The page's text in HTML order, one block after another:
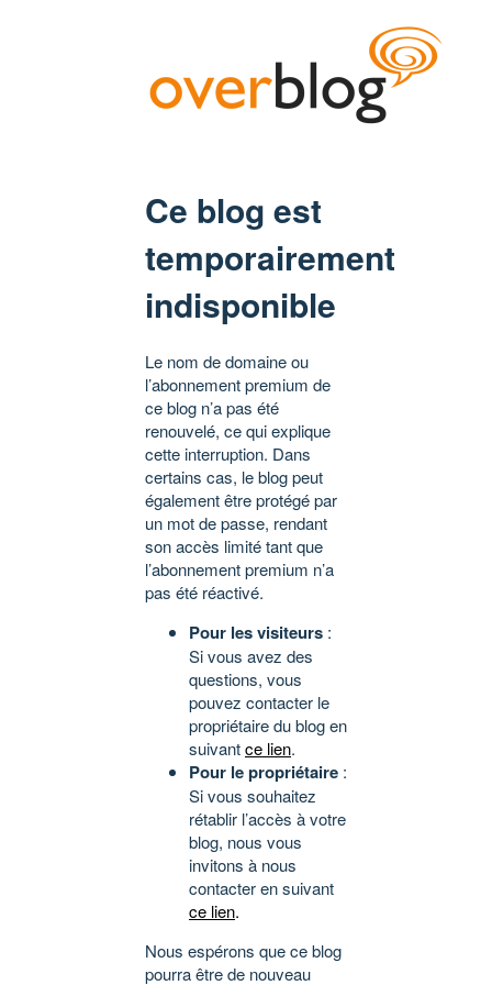
Ce blog est
temporairement
indisponible
Le nom de domaine ou
l’abonnement premium de
ce blog n’a pas été
renouvelé, ce qui explique
cette interruption. Dans
certains cas, le blog peut
également être protégé par
un mot de passe, rendant
son accès limité tant que
l’abonnement premium n’a
pas été réactivé.
Pour les visiteurs :
Si vous avez des
questions, vous
pouvez contacter le
propriétaire du blog en
suivantce lien.
Pour le propriétaire :
Si vous souhaitez
rétablir l’accès à votre
blog, nous vous
invitons à nous
contacter en suivant
ce lien.
Nous espérons que ce blog
pourra être de nouveau